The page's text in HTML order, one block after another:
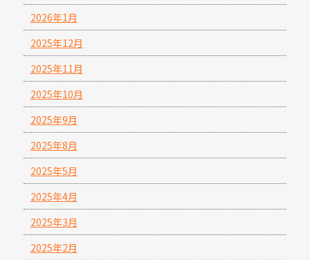
2026年1月
2025年12月
2025年11月
2025年10月
2025年9月
2025年8月
2025年5月
2025年4月
2025年3月
2025年2月